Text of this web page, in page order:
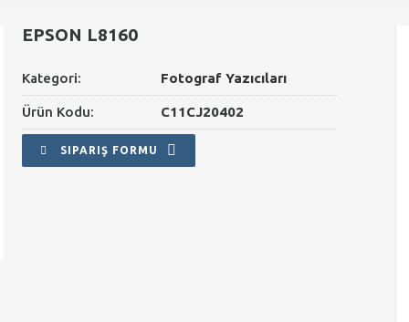
EPSON L8160
Kategori: Fotograf Yazıcıları
Ürün Kodu: C11CJ20402
SIPARIŞ FORMU